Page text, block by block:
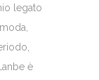
legato
è